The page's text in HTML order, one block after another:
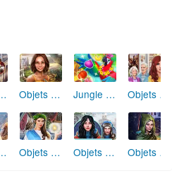
des Templiers Objets Cachés Réunion d'Amis Jungle Match Objets Cachés Rénovation de Maison
qu'une Légende Objets Cachés Malédiction Royale Objets Cachés Station de Ski Miracle Objets Cachés Aube Éternelle